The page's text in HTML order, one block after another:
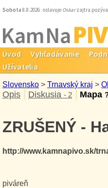
Sobota 8.8.2026 oslavuje Oskarzajtra
Kam Na
Úvod Vyhľadávanie
Užívatelia
Slovensko > Trnavský kraj >
Opis Diskusia - 2 Mapa
ZRUŠENÝ -
http://www.kamnapivo.sk/
piváreň